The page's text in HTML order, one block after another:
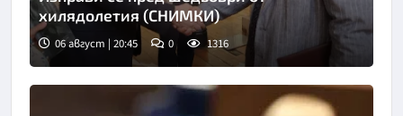
хилядолетия (СНИМКИ)
06 август | 20:45 0 1316